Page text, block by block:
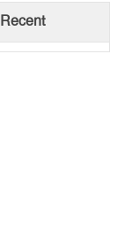
Recent